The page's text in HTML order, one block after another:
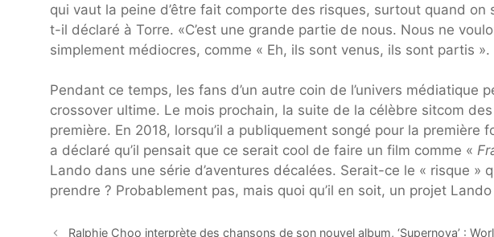
qui vaut la peine d’être fait comporte des risques, surtout quand
t-il déclaré à Torre. «C’est une grande partie de nous. Nous ne
simplement médiocres, comme « Eh, ils sont venus, ils sont partis ».
Pendant ce temps, les fans d’un autre coin de l’univers médiatique
crossover ultime. Le mois prochain, la suite de la célèbre sitcom
première. En 2018, lorsqu’il a publiquement songé pour la première
a déclaré qu’il pensait que ce serait cool de faire un film comme «
Lando dans une série d’aventures décalées. Serait-ce le « risque »
prendre ? Probablement pas, mais quoi qu’il en soit, un projet
Ralphie Choo interprète des chansons de son nouvel album, ‘Supernova’ :